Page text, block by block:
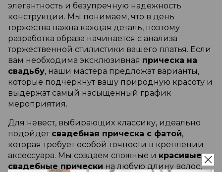
элегантность и безупречную надежность
конструкции. Мы понимаем, что в день
торжества важна каждая деталь, поэтому
разработка образа начинается с анализа
торжественной стилистики вашего платья. Если
вам необходима эксклюзивная прическа на
свадьбу, наши мастера предложат варианты,
которые подчеркнут вашу природную красоту и
выдержат самый насыщенный график
мероприятия.
Для невест, выбирающих классику, идеально
подойдет свадебная прическа с фатой,
которая требует особой точности в креплении
аксессуара. Мы создаем сложные и красивые
свадебные прически на любую длину волос,